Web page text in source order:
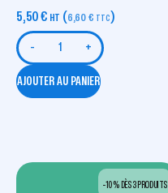
5,50€ HT (6,60 € TTC)
- +
AJOUTER AU PANIER
-10 % DÈS 3 PRODUITS